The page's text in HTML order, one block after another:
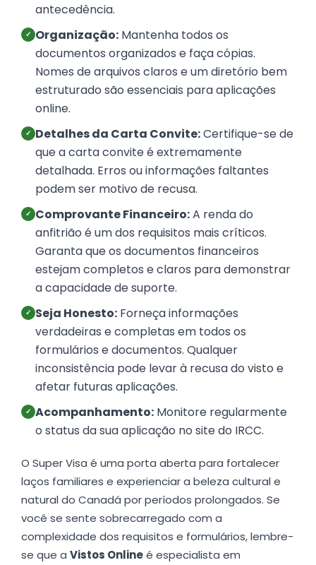
antecedência.
✓ Organização: Mantenha todos os
documentos organizados e faça cópias.
Nomes de arquivos claros e um diretório bem
estruturado são essenciais para aplicações
online.
✓ Detalhes da Carta Convite:Certifique-se de
que a carta convite é extremamente
detalhada. Erros ou informações faltantes
podem ser motivo de recusa.
✓ Comprovante Financeiro:A renda do
anfitrião é um dos requisitos mais críticos.
Garanta que os documentos financeiros
estejam completos e claros para demonstrar
a capacidade de suporte.
✓ Seja Honesto: Forneça informações
verdadeiras e completas em todos os
formulários e documentos. Qualquer
inconsistência pode levar à recusa do visto e
afetar futuras aplicações.
✓ Acompanhamento: Monitore regularmente
o status da sua aplicação no site do IRCC.
O Super Visa é uma porta aberta para fortalecer
laços familiares e experienciar a beleza cultural e
natural do Canadá por períodos prolongados. Se
você se sente sobrecarregado com a
complexidade dos requisitos e formulários, lembre-
se que a Vistos Onlineé especialista em